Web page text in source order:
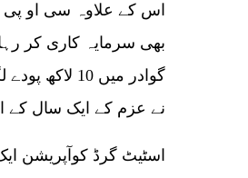
اس کے علاوہ سی او پی
بھی سرمایہ کاری کر
گوادر میں
نے عزم کے ایک سال کے اندر
اسٹیٹ گرڈ کوآپریشن